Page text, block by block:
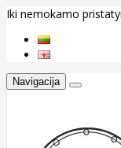
Iki nemokamo
Navigacija